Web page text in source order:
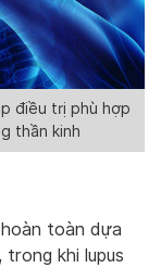
điều trị phù hợp
thần kinh
toàn dựa
khi lupus